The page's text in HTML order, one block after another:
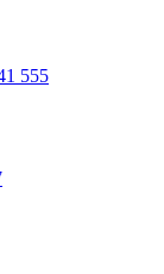
555